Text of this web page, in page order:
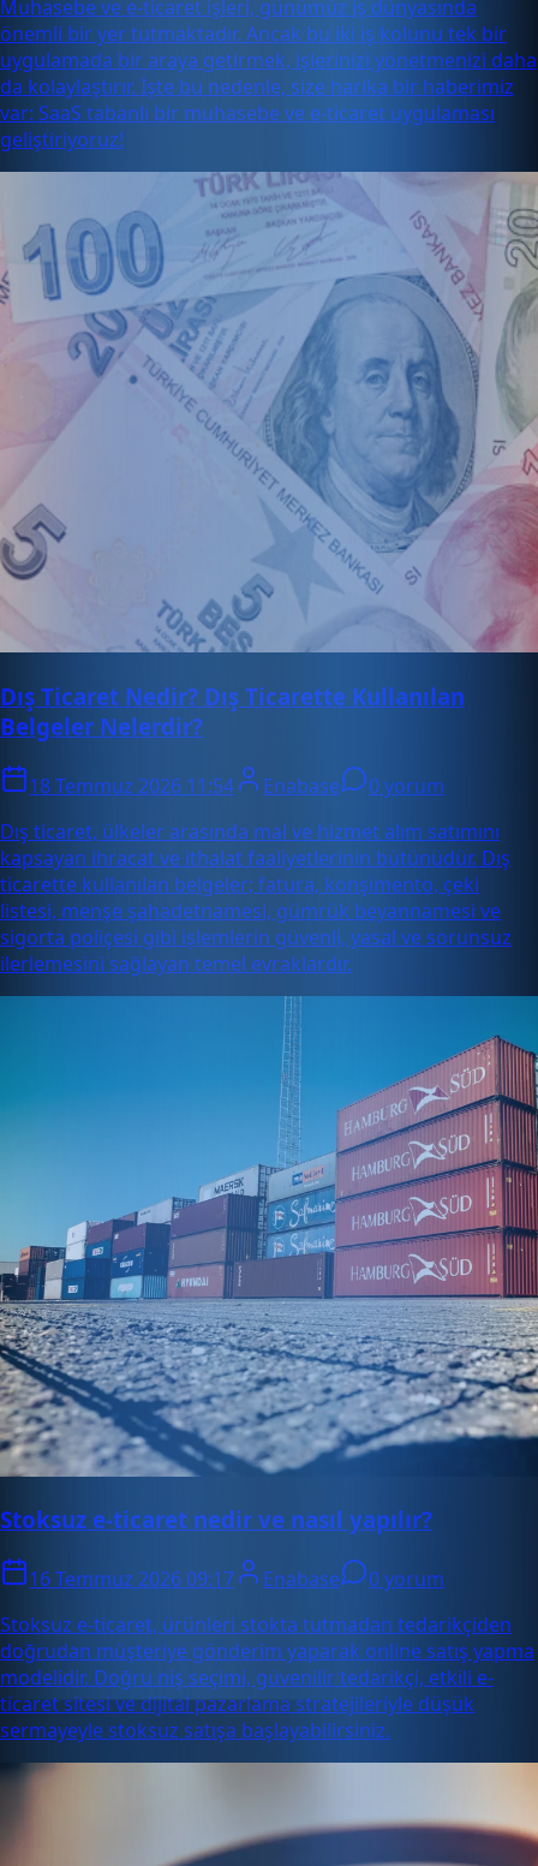
Muhasebe ve e-ticaret işleri, günümüz iş dünyasında
önemli bir yer tutmaktadır. Ancak bu iki iş kolunu tek bir
uygulamada bir araya getirmek, işlerinizi yönetmenizi daha
da kolaylaştırır. İşte bu nedenle, size harika bir haberimiz
var: SaaS tabanlı bir muhasebe ve e-ticaret uygulaması
geliştiriyoruz!
Dış Ticaret Nedir? Dış Ticarette Kullanılan
Belgeler Nelerdir?
18 Temmuz 2026 11:54 Enabase
0 yorum
Dış ticaret, ülkeler arasında mal ve hizmet alım satımını
kapsayan ihracat ve ithalat faaliyetlerinin bütünüdür. Dış
ticarette kullanılan belgeler; fatura, konşimento, çeki
listesi, menşe şahadetnamesi, gümrük beyannamesi ve
sigorta poliçesi gibi işlemlerin güvenli, yasal ve sorunsuz
ilerlemesini sağlayan temel evraklardır.
Stoksuz e-ticaret nedir ve nasıl yapılır?
16 Temmuz 2026 09:17 Enabase
0 yorum
Stoksuz e-ticaret, ürünleri stokta tutmadan tedarikçiden
doğrudan müşteriye gönderim yaparak online satış yapma
modelidir. Doğru niş seçimi, güvenilir tedarikçi, etkili e-
ticaret sitesi ve dijital pazarlama stratejileriyle düşük
sermayeyle stoksuz satışa başlayabilirsiniz.